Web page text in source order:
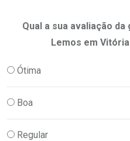
Qual a sua avaliação
Lemos em
Ótima
Boa
Regular